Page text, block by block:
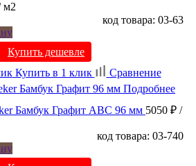
м2
код товара: 03-63
Купить дешевле
Купить в 1 клик
Сравнение
Подробнее
Бамбук Графит ABC 96 мм 5050 ₽ /
код товара: 03-740